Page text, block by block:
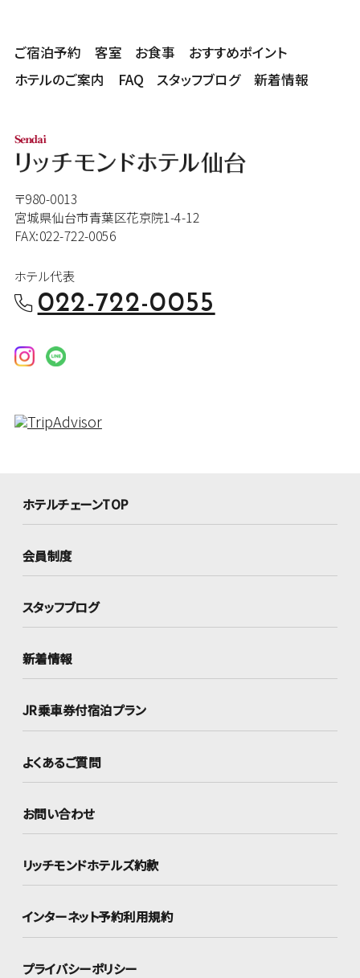
ご宿泊予約 客室 お食事
おすすめポイント
ホテルのご案内
FAQ スタッフブログ 新着情報
〒980-0013
宮城県仙台市青葉区花京院1-4-12
FAX:022-722-0056
ホテル代表
022-722-0055
ホテルチェーンTOP
会員制度
スタッフブログ
新着情報
JR乗車券付宿泊プラン
よくあるご質問
お問い合わせ
リッチモンドホテルズ約款
インターネット予約利用規約
プライバシーポリシー